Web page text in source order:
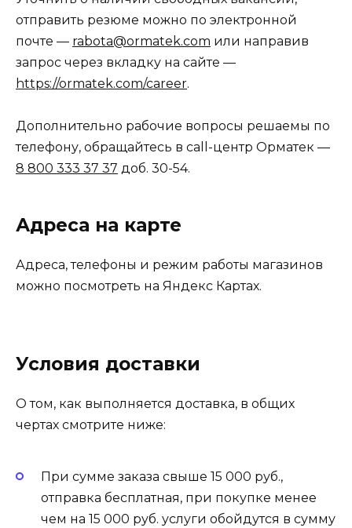
отправить резюме можно по электронной
почте — rabota@ormatek.com или направив
запрос через вкладку на сайте —
https://ormatek.com/career.
Дополнительно рабочие вопросы решаемы по
телефону, обращайтесь в call-центр Орматек —
8 800 333 37 37 доб. 30-54.
Адреса на карте
Адреса, телефоны и режим работы магазинов
можно посмотреть на Яндекс Картах.
Условия доставки
О том, как выполняется доставка, в общих
чертах смотрите ниже:
При сумме заказа свыше 15 000 руб.,
отправка бесплатная, при покупке менее
чем на 15 000 руб. услуги обойдутся в сумму